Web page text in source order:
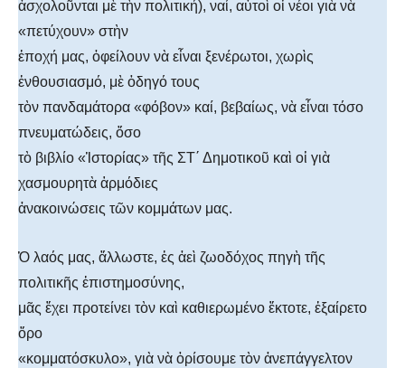
ἀσχολοῦνται μὲ τὴν πολιτική), ναί, αὐτοὶ οἱ νέοι γιὰ νὰ
«πετύχουν» στὴν
ἐποχή μας, ὀφείλουν νὰ εἶναι ξενέρωτοι, χωρὶς
ἐνθουσιασμό, μὲ ὁδηγό τους
τὸν πανδαμάτορα «φόβον» καί, βεβαίως, νὰ εἶναι τόσο
πνευματώδεις, ὅσο
τὸ βιβλίο «Ἱστορίας» τῆς ΣΤ΄ Δημοτικοῦ καὶ οἱ γιὰ
χασμουρητὰ ἁρμόδιες
ἀνακοινώσεις τῶν κομμάτων μας.
Ὁ λαός μας, ἄλλωστε, ἐς ἀεὶ ζωοδόχος πηγὴ τῆς
πολιτικῆς ἐπιστημοσύνης,
μᾶς ἔχει προτείνει τὸν καὶ καθιερωμένο ἔκτοτε, ἐξαίρετο
ὅρο
«κομματόσκυλο», γιὰ νὰ ὁρίσουμε τὸν ἀνεπάγγελτον